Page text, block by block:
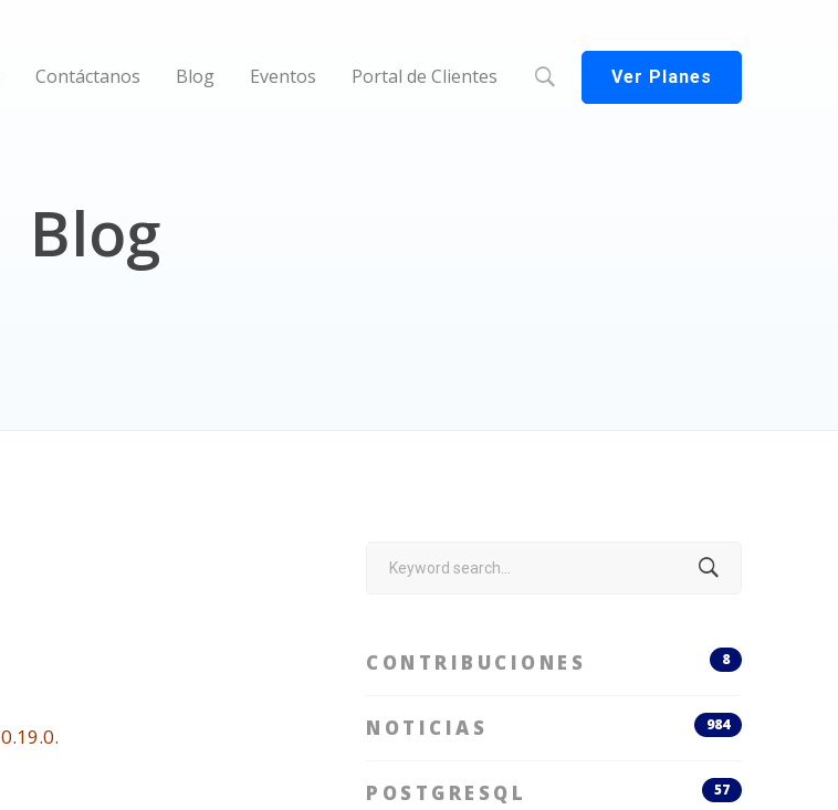
Contáctanos Blog Eventos Portal de Clientes Ver Planes
Blog
0.19.0.
Search
CONTRIBUCIONES 8
NOTICIAS 984
POSTGRESQL 57